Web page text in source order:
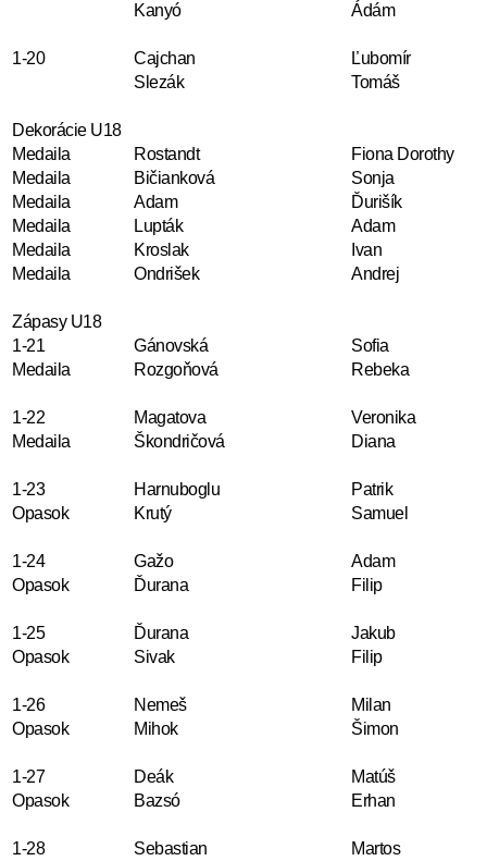
Kanyó Ádám
1-20 Cajchan
Ľubomír
Slezák
Tomáš
Dekorácie U18
Medaila
Rostandt
Fiona Dorothy
Medaila
Bičianková
Sonja
Medaila
Adam
Ďurišík
Medaila
Lupták
Adam
Medaila
Kroslak
Ivan
Medaila
Ondrišek Andrej
Zápasy U18
1-21
Gánovská
Sofia
Medaila
Rozgoňová Rebeka
1-22 Magatova
Veronika
Medaila
Škondričová Diana
1-23 Harnuboglu
Patrik
Opasok
Krutý Samuel
1-24 Gažo
Adam
Opasok
Ďurana Filip
1-25 Ďurana
Jakub
Opasok
Sivak Filip
1-26 Nemeš
Milan
Opasok
Mihok Šimon
1-27 Deák
Matúš
Opasok
Bazsó Erhan
1-28 Sebastian
Martos